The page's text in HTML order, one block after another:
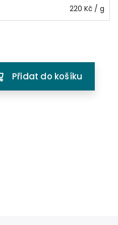
220 Kč / g
Přidat do košíku